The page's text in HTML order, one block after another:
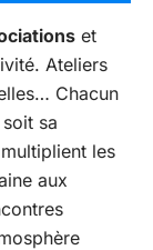
et
Ateliers
Chacun
sa
multiplient les
aux